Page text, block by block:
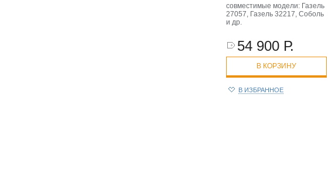
совместимые модели: Газель
27057, Газель 32217, Соболь
и др.
54 900 Р.
В КОРЗИНУ
В ИЗБРАННОЕ